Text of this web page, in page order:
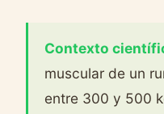
Contexto
muscular de un
entre 300 y 500